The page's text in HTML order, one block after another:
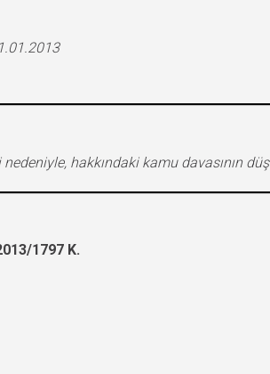
hakkındaki kamu davasının
1797 K.